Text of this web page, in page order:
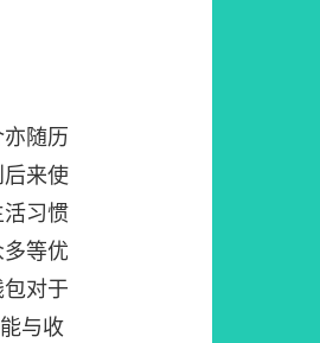
随历
来使
习惯
等优
对于
与收